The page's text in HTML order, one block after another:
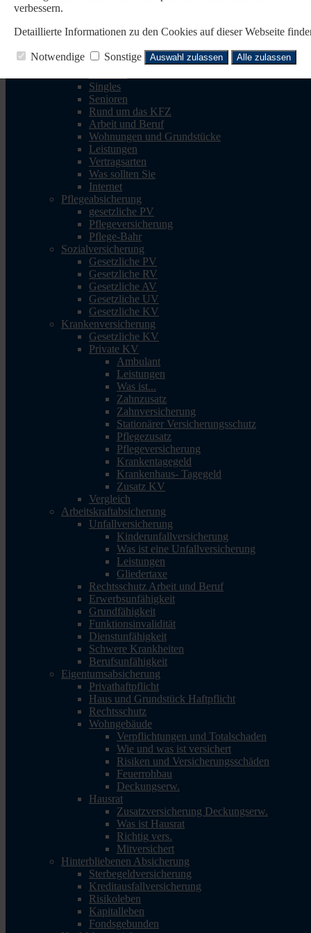
Reisen
Reiserücktritt
Reisegepäck
Rechtsschutz
Singles
Senioren
Rund um das KFZ
Arbeit und Beruf
Wohnungen und Grundstücke
Leistungen
Vertragsarten
Was sollten Sie
Internet
Pflegeabsicherung
gesetzliche PV
Pflegeversicherung
Pflege-Bahr
Sozialversicherung
Gesetzliche PV
Gesetzliche RV
Gesetzliche AV
Gesetzliche UV
Gesetzliche KV
Krankenversicherung
Gesetzliche KV
Private KV
Ambulant
Leistungen
Was ist...
Zahnzusatz
Zahnversicherung
Stationärer Versicherungsschutz
Pflegezusatz
Pflegeversicherung
Krankentagegeld
Krankenhaus- Tagegeld
Zusatz KV
Vergleich
Arbeitskraftabsicherung
Unfallversicherung
Kinderunfallversicherung
Was ist eine Unfallversicherung
Leistungen
Gliedertaxe
Rechtsschutz Arbeit und Beruf
Erwerbsunfähigkeit
Grundfähigkeit
Funktionsinvalidität
Dienstunfähigkeit
Schwere Krankheiten
Berufsunfähigkeit
Eigentumsabsicherung
Privathaftpflicht
Haus und Grundstück Haftpflicht
Rechtsschutz
Wohngebäude
Verpflichtungen und Totalschaden
Wie und was ist versichert
Risiken und Versicherungsschäden
Feuerrohbau
Deckungserw.
Hausrat
Zusatzversicherung Deckungserw.
Was ist Hausrat
Richtig vers.
Mitversichert
Hinterbliebenen Absicherung
Sterbegeldversicherung
Kreditausfallversicherung
Risikoleben
Kapitalleben
Fondsgebunden
verbessern.
Detaillierte Informationen zu den Cookies auf dieser Webseite
Notwendige Sonstige Auswahl zulassen Alle zulassen